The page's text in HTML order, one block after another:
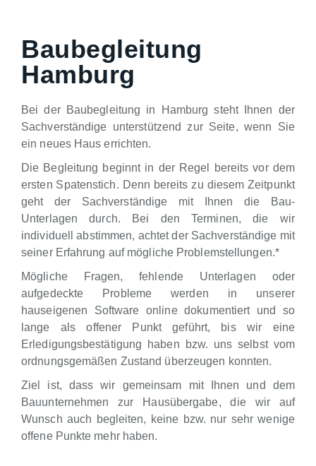
Baubegleitung
Hamburg
Bei der Baubegleitung in Hamburg steht Ihnen der
Sachverständige unterstützend zur Seite, wenn Sie
ein neues Haus errichten.
Die Begleitung beginnt in der Regel bereits vor dem
ersten Spatenstich. Denn bereits zu diesem Zeitpunkt
geht der Sachverständige mit Ihnen die Bau-
Unterlagen durch. Bei den Terminen, die wir
individuell abstimmen, achtet der Sachverständige mit
seiner Erfahrung auf mögliche Problemstellungen.*
Mögliche Fragen, fehlende Unterlagen oder
aufgedeckte Probleme werden in unserer
hauseigenen Software online dokumentiert und so
lange als offener Punkt geführt, bis wir eine
Erledigungsbestätigung haben bzw. uns selbst vom
ordnungsgemäßen Zustand überzeugen konnten.
Ziel ist, dass wir gemeinsam mit Ihnen und dem
Bauunternehmen zur Hausübergabe, die wir auf
Wunsch auch begleiten, keine bzw. nur sehr wenige
offene Punkte mehr haben.